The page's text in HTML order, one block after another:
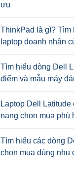
ưu
ThinkPad là gì? Tìm
laptop doanh nhân
Tìm hiểu dòng Dell
điểm và mẫu máy
Laptop Dell
nang chọn mua phù
Tìm hiểu các dòng
chọn mua đúng nhu